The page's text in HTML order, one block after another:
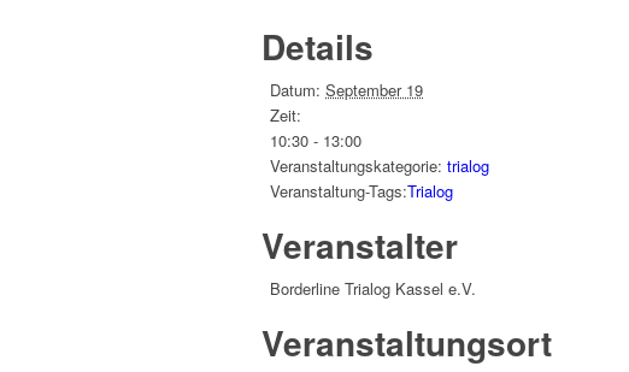
Details
Datum: September 19
Zeit:
10:30 - 13:00
Veranstaltungskategorie: trialog
Veranstaltung-Tags:Trialog
Veranstalter
Borderline Trialog Kassel e.V.
Veranstaltungsort